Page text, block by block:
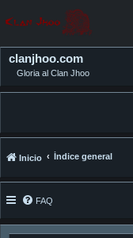
clanjhoo.com
Gloria al Clan Jhoo
Inicio Índice general
FAQ